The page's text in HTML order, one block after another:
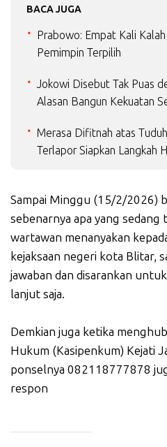
BACA JUGA
Prabowo: Empat Kali
Pemimpin Terpilih
Jokowi Disebut Tak Puas
Alasan Bangun Kekuatan
Merasa Difitnah atas
Terlapor Siapkan Langkah
Sampai Minggu (15/2/2026)
sebenarnya apa yang sedang
wartawan menanyakan
kejaksaan negeri kota Blitar,
jawaban dan disarankan
lanjut saja.
Demkian juga ketika
Hukum (Kasipenkum) Kejati
ponselnya 082118777878
respon